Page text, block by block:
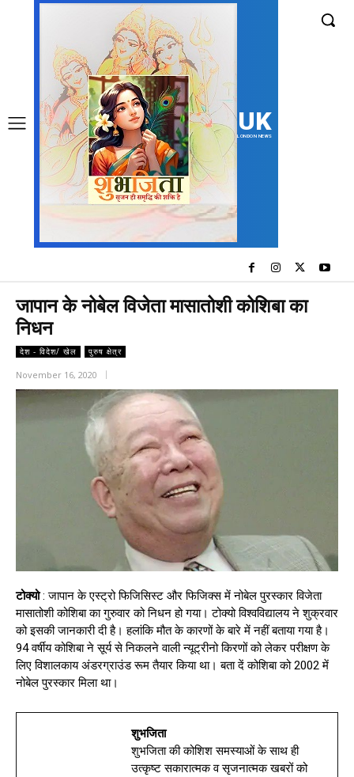
UK
LONDON NEWS
जापान के नोबेल विजेता मासातोशी कोशिबा का
निधन
देश - विदेश/ खेल पुरुष क्षेत्र
November 16, 2020
टोक्यो: जापान के एस्ट्रो फिजिसिस्ट और फिजिक्स में नोबेल पुरस्कार विजेता
मासातोशी कोशिबा का गुरुवार को निधन हो गया। टोक्यो विश्वविद्यालय ने शुक्रवार
को इसकी जानकारी दी है। हलांकि मौत के कारणों के बारे में नहीं बताया गया है।
94 वर्षीय कोशिबा ने सूर्य से निकलने वाली न्यूट्रीनो किरणों को लेकर परीक्षण के
लिए विशालकाय अंडरग्राउंड रूम तैयार किया था। बता दें कोशिबा को 2002 में
नोबेल पुरस्कार मिला था।
शुभजिता
शुभजिता की कोशिश समस्याओं के साथ ही
उत्कृष्ट सकारात्मक व सृजनात्मक खबरों को